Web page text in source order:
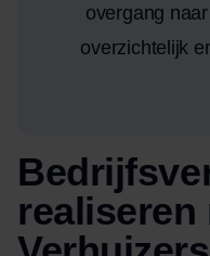
overgang
overzichtelijk
realiseren